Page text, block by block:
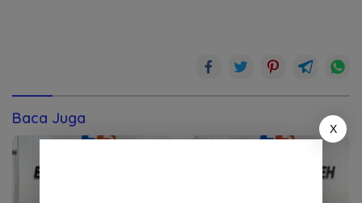
Baca Juga
X